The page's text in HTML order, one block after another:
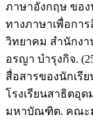
ภาษาอังกฤษ ขอ
ทางภาษาเพื่อการ
วิทยาคม สำนักงา
อรญา บำรุงกิจ.
สื่อสารของนักเรี
โรงเรียนสาธิตอุ
มหาบัณฑิต. คณะ